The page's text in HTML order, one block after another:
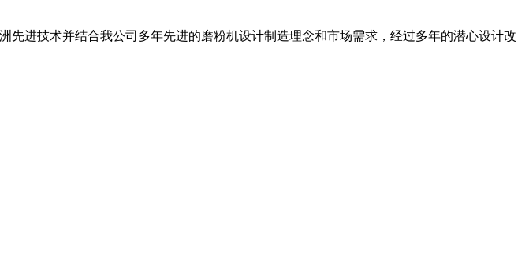
进技术并结合我公司多年先进的磨粉机设计制造理念和市场需求，经过多年的潜心设计改